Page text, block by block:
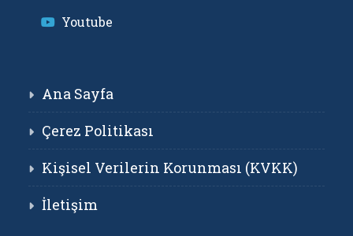
Youtube
Ana Sayfa
Çerez Politikası
Kişisel Verilerin Korunması (KVKK)
İletişim